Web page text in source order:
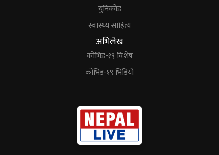
युनिकोड
स्वास्थ्य साहित्य
अभिलेख
कोभिड-१९ विशेष
कोभिड-१९ भिडियो